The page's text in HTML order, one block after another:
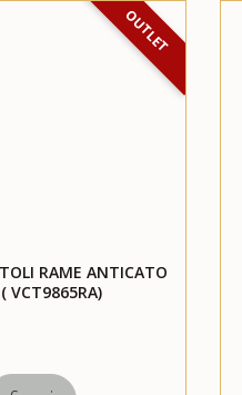
OUTLET
RAME ANTICATO
VCT9865RA)